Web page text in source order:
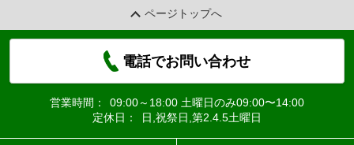
ページトップへ
電話でお問い合わせ
営業時間：
09:00～18:00 土曜日のみ09:00〜14:00
定休日：
日,祝祭日,第2.4.5土曜日